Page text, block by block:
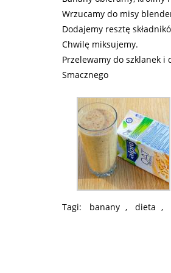
Wrzucamy do misy
Dodajemy resztę
Chwilę miksujemy.
Przelewamy do szklanek
Smacznego
Tagi: banany , dieta ,